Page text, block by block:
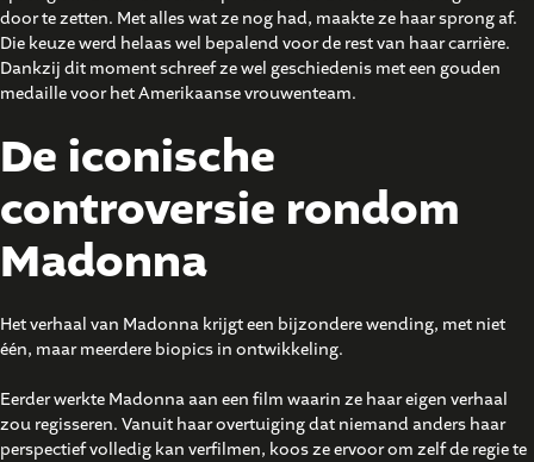
door te zetten. Met alles wat ze nog had, maakte ze haar sprong af.
Die keuze werd helaas wel bepalend voor de rest van haar carrière.
Dankzij dit moment schreef ze wel geschiedenis met een gouden
medaille voor het Amerikaanse vrouwenteam.
De iconische
controversie rondom
Madonna
Het verhaal van Madonna krijgt een bijzondere wending, met niet
één, maar meerdere biopics in ontwikkeling.
Eerder werkte Madonna aan een film waarin ze haar eigen verhaal
zou regisseren. Vanuit haar overtuiging dat niemand anders haar
perspectief volledig kan verfilmen, koos ze ervoor om zelf de regie te